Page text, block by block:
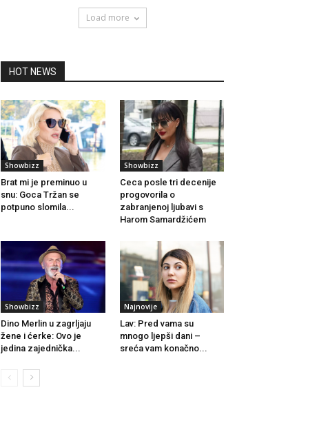
Load more
HOT NEWS
Showbizz
Brat mi je preminuo u
snu: Goca Tržan se
potpuno slomila...
Showbizz
Ceca posle tri decenije
progovorila o
zabranjenoj ljubavi s
Harom Samardžićem
Showbizz
Dino Merlin u zagrljaju
žene i ćerke: Ovo je
jedina zajednička...
Najnovije
Lav: Pred vama su
mnogo ljepši dani –
sreća vam konačno...